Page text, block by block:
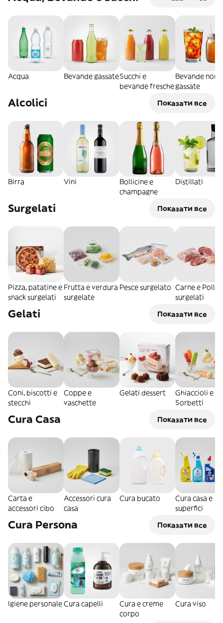
Acqua Bevande gassateSucchi e
bevande fresche
Bevande non
gassate
Alcolici Показати все
Birra Vini
Bollicine e
champagne
Distillati
Surgelati Показати все
Pizza, patatine e
snack surgelati
Frutta e verdura
surgelate
Pesce surgelato Carne e Pollo
surgelati
Gelati Показати все
Coni, biscotti e
stecchi
Coppe e
vaschette
Gelati dessert
Ghiaccioli e
Sorbetti
Cura Casa Показати все
Carta e
accessori cibo
Accessori cura
casa
Cura bucato
Cura casa e
superfici
Cura Persona Показати все
Igiene personaleCura capelli
Cura e creme
corpo
Cura viso